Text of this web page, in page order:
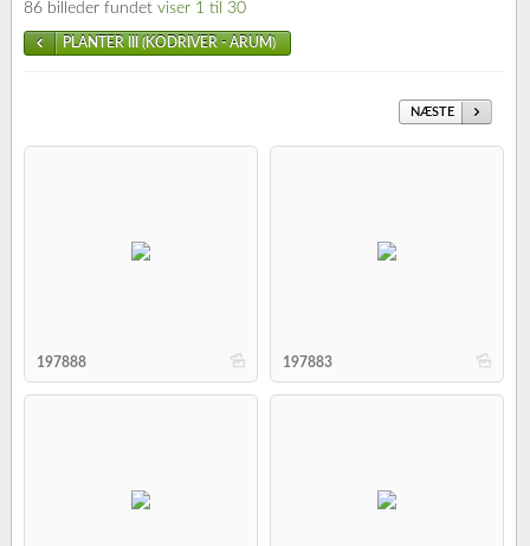
86 billeder fundet viser 1 til 30
PLANTER III (KODRIVER - ARUM)
NÆSTE
b
197888 b
197883